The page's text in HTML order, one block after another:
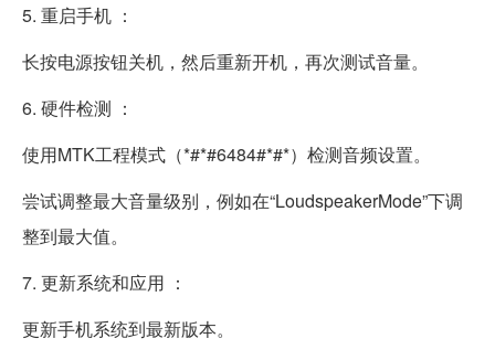
5. 重启手机 ：
长按电源按钮关机，然后重新开机，再次测试音量。
6. 硬件检测 ：
使用MTK工程模式（*#*#6484#*#*）检测音频设置。
尝试调整最大音量级别，例如在“LoudspeakerMode”下调
整到最大值。
7. 更新系统和应用 ：
更新手机系统到最新版本。